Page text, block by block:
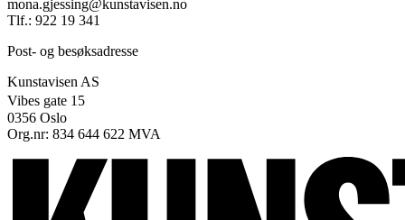
mona.gjessing@kunstavisen.no
Tlf.: 922 19 341
Post- og besøksadresse
Kunstavisen AS
Vibes gate 15
0356 Oslo
Org.nr: 834 644 622 MVA